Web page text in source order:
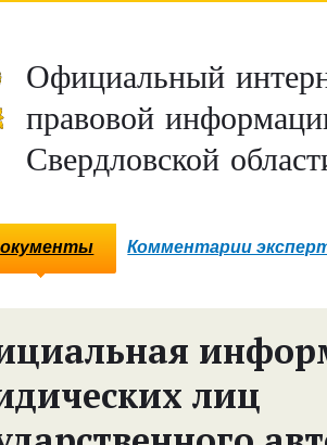
Официальный
правовой
Свердловской
Комментарии
лиц